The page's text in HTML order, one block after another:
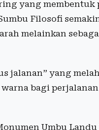
yang membentuk
Filosofi
melainkan
jalanan” yang
bagi
Umbu